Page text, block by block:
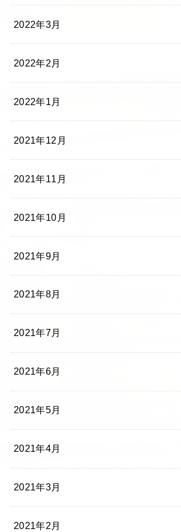
2022年3月
2022年2月
2022年1月
2021年12月
2021年11月
2021年10月
2021年9月
2021年8月
2021年7月
2021年6月
2021年5月
2021年4月
2021年3月
2021年2月